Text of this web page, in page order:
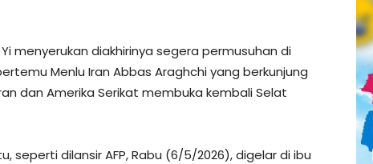
menyerukan diakhirinya segera permusuhan di
Menlu Iran Abbas Araghchi yang berkunjung
dan Amerika Serikat membuka kembali Selat
seperti dilansir AFP, Rabu (6/5/2026), digelar di ibu